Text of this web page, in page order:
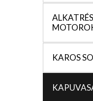
KAROS